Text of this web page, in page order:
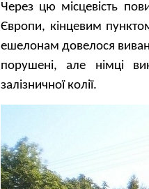
Через цю місцевість
Європи, кінцевим
ешелонам довелося
порушені, але німці
залізничної колії.